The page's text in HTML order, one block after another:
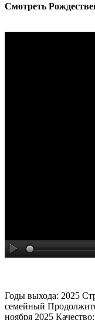
Смотреть
Годы выхода: 2025
семейный
ноября 2025